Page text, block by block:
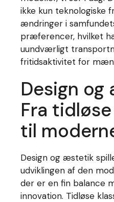
ikke kun teknologiske
ændringer i
præferencer, hvilket
uundværligt
fritidsaktivitet for
Design
Fra
til
Design og æstetik
udviklingen af den
der er en fin balance
innovation. Tidløse